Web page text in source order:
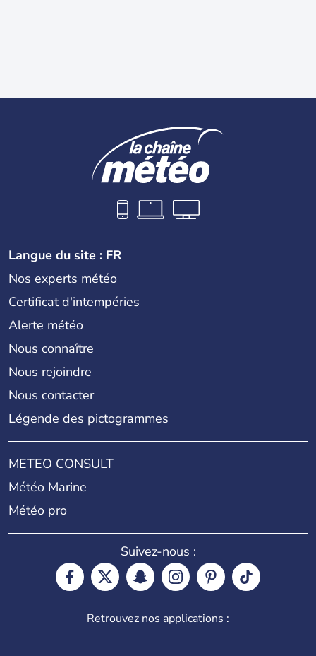
Langue du site : FR
Nos experts météo
Certificat d'intempéries
Alerte météo
Nous connaître
Nous rejoindre
Nous contacter
Légende des pictogrammes
METEO CONSULT
Météo Marine
Météo pro
Suivez-nous :
Retrouvez nos applications :